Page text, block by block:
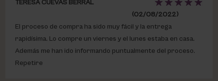
TERESA CUEVAS BERRAL
(02/08/2022)
El proceso de compra ha sido muy fácil y la entrega
rapidísima. Lo compre un viernes y el lunes estaba en casa.
Además me han ido informando puntualmente del proceso.
Repetire